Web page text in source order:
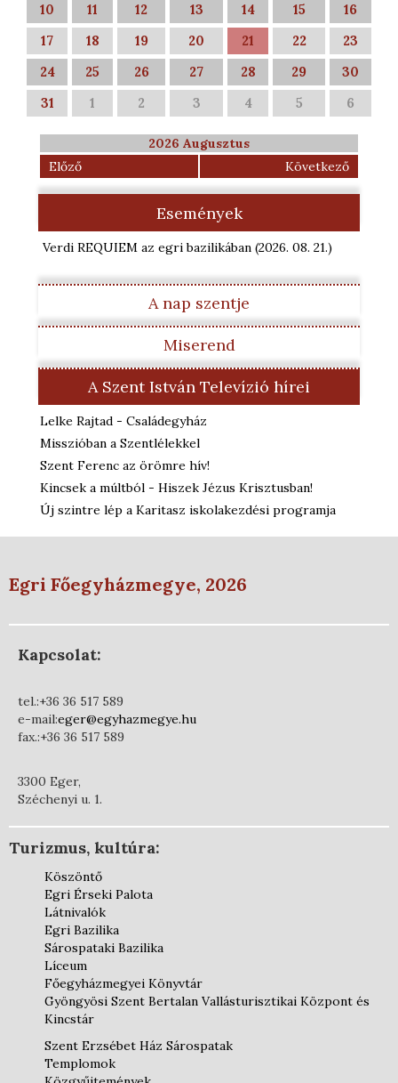
10
11 12 13 14 15
16
17
18 19 20 21 22
23
24
25 26 27 28 29
30
31
1 2 3 4 5 6
2026 Augusztus
Előző
Következő
Események
Verdi REQUIEM az egri bazilikában (2026. 08. 21.)
A nap szentje
Miserend
A Szent István Televízió hírei
Lelke Rajtad - Családegyház
Misszióban a Szentlélekkel
Szent Ferenc az örömre hív!
Kincsek a múltból - Hiszek Jézus Krisztusban!
Új szintre lép a Karitasz iskolakezdési programja
Egri Főegyházmegye, 2026
Kapcsolat:
tel.:+36 36 517 589
e-mail:eger@egyhazmegye.hu
fax.:+36 36 517 589
3300 Eger,
Széchenyi u. 1.
Turizmus, kultúra:
Köszöntő
Egri Érseki Palota
Látnivalók
Egri Bazilika
Sárospataki Bazilika
Líceum
Főegyházmegyei Könyvtár
Gyöngyösi Szent Bertalan Vallásturisztikai Központ és
Kincstár
Szent Erzsébet Ház Sárospatak
Templomok